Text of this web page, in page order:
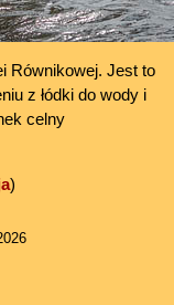
Równikowej. Jest to
z łódki do wody i
celny
)